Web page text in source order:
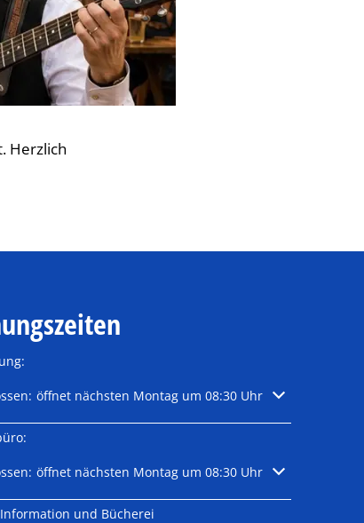
Herzlich
um weitere Öffnungs- oder Schließzeiten auszublenden
öffnet nächsten Montag um 08:30 Uhr
um weitere Öffnungs- oder Schließzeiten auszublenden
öffnet nächsten Montag um 08:30 Uhr
und Bücherei